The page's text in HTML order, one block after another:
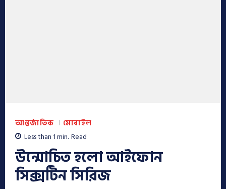
আন্তর্জাতিক মোবাইল
Less than 1min. Read
উন্মোচিত হলো আইফোন
সিক্সটিন সিরিজ